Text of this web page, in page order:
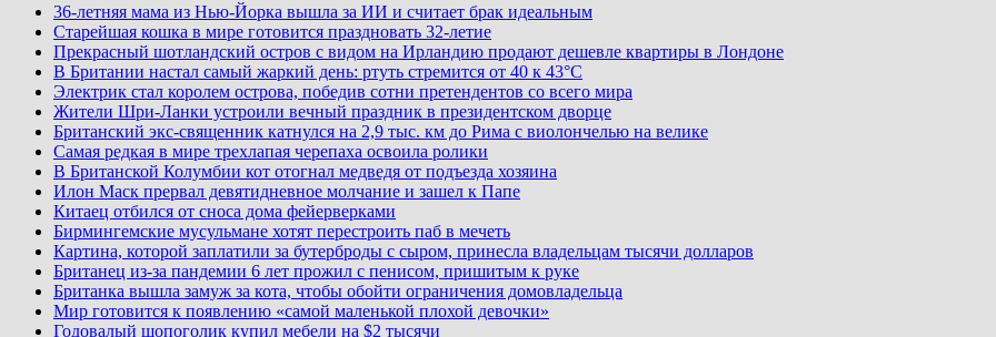
36-летняя мама из Нью-Йорка вышла за ИИ и считает брак идеальным
Старейшая кошка в мире готовится праздновать 32-летие
Прекрасный шотландский остров с видом на Ирландию продают дешевле квартиры в Лондоне
В Британии настал самый жаркий день: ртуть стремится от 40 к 43°C
Электрик стал королем острова, победив сотни претендентов со всего мира
Жители Шри-Ланки устроили вечный праздник в президентском дворце
Британский экс-священник катнулся на 2,9 тыс. км до Рима с виолончелью на велике
Самая редкая в мире трехлапая черепаха освоила ролики
В Британской Колумбии кот отогнал медведя от подъезда хозяина
Илон Маск прервал девятидневное молчание и зашел к Папе
Китаец отбился от сноса дома фейерверками
Бирмингемские мусульмане хотят перестроить паб в мечеть
Картина, которой заплатили за бутерброды с сыром, принесла владельцам тысячи долларов
Британец из-за пандемии 6 лет прожил с пенисом, пришитым к руке
Британка вышла замуж за кота, чтобы обойти ограничения домовладельца
Мир готовится к появлению «самой маленькой плохой девочки»
Годовалый шопоголик купил мебели на $2 тысячи